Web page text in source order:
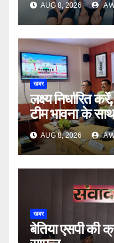
AUG 8, 2026
खबर
लक्ष्य निर्धारित
टीम भावना के
AUG 8, 2026
खबर
बेतिया एसपी की